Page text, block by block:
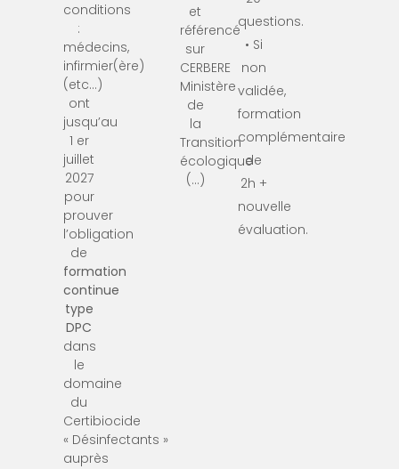
conditions
:
médecins,
infirmier(ère)
(etc…)
ont
jusqu’au
1 er
juillet
2027
pour
prouver
l’obligation
de
formation
continue
type
DPC
dans
le
domaine
du
Certibiocide
« Désinfectants »
auprès
et
référencé
sur
CERBERE
Ministère
de
la
Transition
écologique
(…)
questions.
• Si
non
validée,
formation
complémentaire
de
2h +
nouvelle
évaluation.